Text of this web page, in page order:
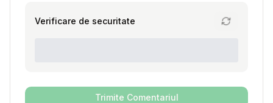
Verificare de securitate
Trimite Comentariul